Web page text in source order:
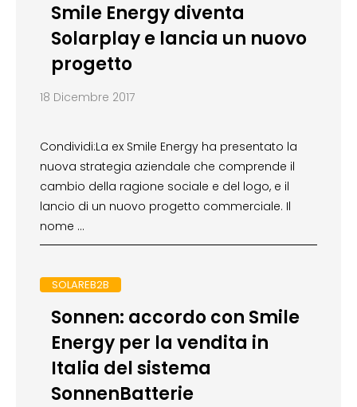
Smile Energy diventa
Solarplay e lancia un nuovo
progetto
18 Dicembre 2017
Condividi:La ex Smile Energy ha presentato la
nuova strategia aziendale che comprende il
cambio della ragione sociale e del logo, e il
lancio di un nuovo progetto commerciale. Il
nome …
SOLAREB2B
Sonnen: accordo con Smile
Energy per la vendita in
Italia del sistema
SonnenBatterie